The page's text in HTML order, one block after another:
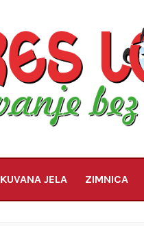
KUVANA JELA ZIMNICA